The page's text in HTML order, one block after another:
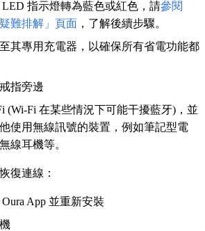
指示燈轉為藍色或紅色，請參閱
難排解」頁面 ，了解後續步驟。
其專用充電器，以確保所有省電功能都
指旁邊
(Wi-Fi 在某些情況下可能干擾藍牙)，並
使用無線訊號的裝置，例如筆記型電
線耳機等。
復連線：
App 並重新安裝